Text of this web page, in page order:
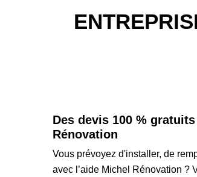
Des devis 100 %
Rénovation
Vous prévoyez d'installer, de
avec l’aide Michel Rénovation ?